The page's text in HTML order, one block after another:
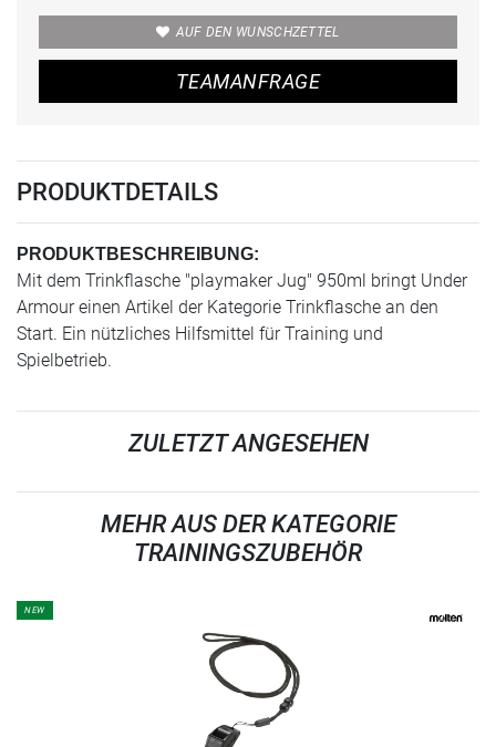
AUF DEN WUNSCHZETTEL
TEAMANFRAGE
PRODUKTDETAILS
PRODUKTBESCHREIBUNG:
Mit dem Trinkflasche "playmaker Jug" 950ml bringt Under
Armour einen Artikel der Kategorie Trinkflasche an den
Start. Ein nützliches Hilfsmittel für Training und
Spielbetrieb.
ZULETZT ANGESEHEN
MEHR AUS DER KATEGORIE
TRAININGSZUBEHÖR
NEW